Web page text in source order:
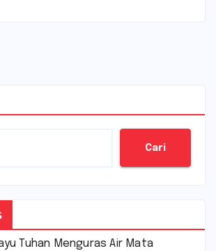
Cari
Tuhan Menguras Air Mata